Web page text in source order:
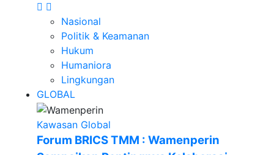
Nasional
Politik & Keamanan
Hukum
Humaniora
Lingkungan
GLOBAL
Kawasan Global
Forum BRICS TMM : Wamenperin